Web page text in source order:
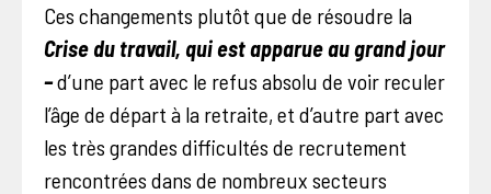
Ces changements plutôt que de résoudre la
Crise du travail, qui est apparue au grand jour
–d’une part avec le refus absolu de voir reculer
l’âge de départ à la retraite, et d’autre part avec
les très grandes difficultés de recrutement
rencontrées dans de nombreux secteurs